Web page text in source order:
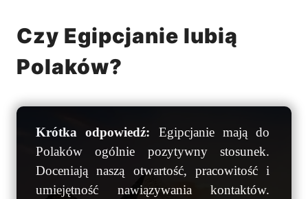
Czy Egipcjanie lubią
Polaków?
Krótka odpowiedź: Egipcjanie mają do
Polaków ogólnie pozytywny stosunek.
Doceniają naszą otwartość, pracowitość i
umiejętność nawiązywania kontaktów.